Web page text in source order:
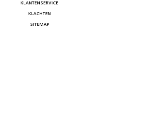
KLANTENSERVICE
KLACHTEN
SITEMAP